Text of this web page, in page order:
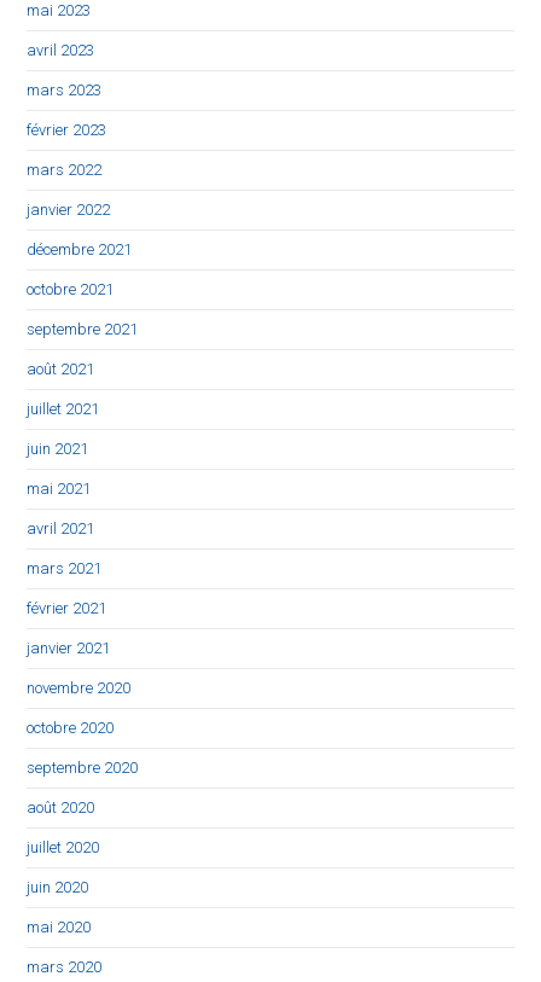
mai 2023
avril 2023
mars 2023
février 2023
mars 2022
janvier 2022
décembre 2021
octobre 2021
septembre 2021
août 2021
juillet 2021
juin 2021
mai 2021
avril 2021
mars 2021
février 2021
janvier 2021
novembre 2020
octobre 2020
septembre 2020
août 2020
juillet 2020
juin 2020
mai 2020
mars 2020